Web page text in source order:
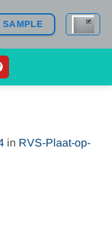
SAMPLE
in RVS-Plaat-op-